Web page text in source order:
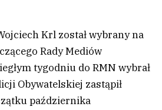
Krl został wybrany na
Rady Mediów
tygodniu do RMN wybrał
Obywatelskiej zastąpił
października